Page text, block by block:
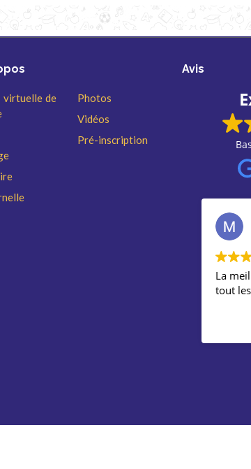
virtuelle de
Photos
Vidéos
Pré-inscription
Avis
2023-10-14
La meilleure
tout les temps